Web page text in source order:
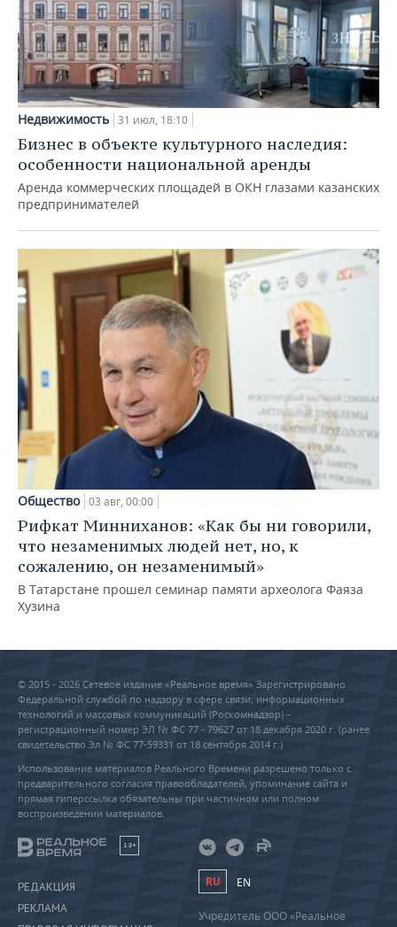
Недвижимость 31 июл, 18:10
Бизнес в объекте культурного наследия:
особенности национальной аренды
Аренда коммерческих площадей в ОКН глазами казанских
предпринимателей
Общество 03 авг, 00:00
Рифкат Минниханов: «Как бы ни говорили,
что незаменимых людей нет, но, к
сожалению, он незаменимый»
В Татарстане прошел семинар памяти археолога Фаяза
Хузина
© 2015 - 2026 Сетевое издание «Реальное время» Зарегистрировано
Федеральной службой по надзору в сфере связи, информационных
технологий и массовых коммуникаций (Роскомнадзор) –
регистрационный номер ЭЛ № ФС 77 - 79627 от 18 декабря 2020 г. (ранее
свидетельство Эл № ФС 77-59331 от 18 сентября 2014 г.)
Использование материалов Реального Времени разрешено только с
предварительного согласия правообладателей, упоминание сайта и
прямая гиперссылка обязательны при частичном или полном
воспроизведении материалов.
18+
РЕДАКЦИЯ
РЕКЛАМА
RU EN
Учредитель ООО «Реальное